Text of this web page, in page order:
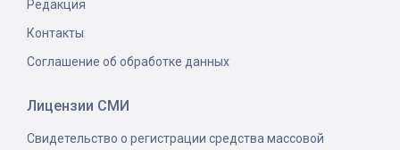
Редакция
Контакты
Соглашение об обработке данных
Лицензии СМИ
Свидетельство о регистрации средства массовой